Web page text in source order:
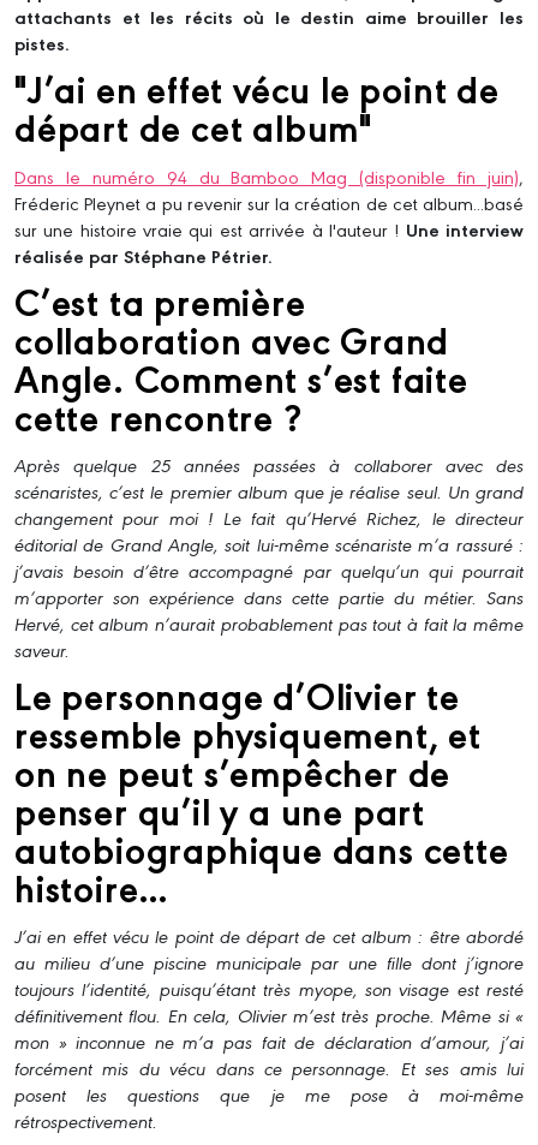
attachants et les récits où le destin aime brouiller les
pistes.
"J’ai en effet vécu le point de
départ de cet album"
Dans le numéro 94 du Bamboo Mag (disponible fin juin),
Fréderic Pleynet a pu revenir sur la création de cet album...basé
sur une histoire vraie qui est arrivée à l'auteur ! Une interview
réalisée par Stéphane Pétrier.
C’est ta première
collaboration avec Grand
Angle. Comment s’est faite
cette rencontre ?
Après quelque 25 années passées à collaborer avec des
scénaristes, c’est le premier album que je réalise seul. Un grand
changement pour moi ! Le fait qu’Hervé Richez, le directeur
éditorial de Grand Angle, soit lui-même scénariste m’a rassuré :
j’avais besoin d’être accompagné par quelqu’un qui pourrait
m’apporter son expérience dans cette partie du métier. Sans
Hervé, cet album n’aurait probablement pas tout à fait la même
saveur.
Le personnage d’Olivier te
ressemble physiquement, et
on ne peut s’empêcher de
penser qu’il y a une part
autobiographique dans cette
histoire…
J’ai en effet vécu le point de départ de cet album : être abordé
au milieu d’une piscine municipale par une fille dont j’ignore
toujours l’identité, puisqu’étant très myope, son visage est resté
définitivement flou. En cela, Olivier m’est très proche. Même si «
mon » inconnue ne m’a pas fait de déclaration d’amour, j’ai
forcément mis du vécu dans ce personnage. Et ses amis lui
posent les questions que je me pose à moi-même
rétrospectivement.